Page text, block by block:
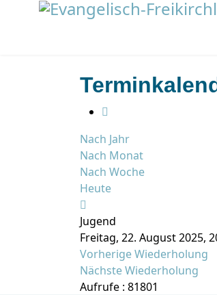
Nach Jahr
Nach Monat
Nach Woche
Heute
Jugend
Freitag, 22. August 2025,
Vorherige Wiederholung
Nächste Wiederholung
Aufrufe : 81801